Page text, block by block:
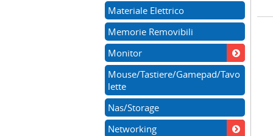
Materiale Elettrico
Memorie Removibili
Monitor
Mouse/Tastiere/Gamepad/Tavo
lette
Nas/Storage
Networking